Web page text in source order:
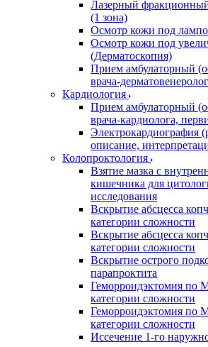
Лазерный
(1 зона)
Осмотр кожи под
Осмотр кожи под
(Дерматоскопия)
Прием амбулаторный
врача-
Кардиология
Прием амбулаторный
врача-кардиолога,
Электрокардиография
описание,
Колопроктология
Взятие мазка с
кишечника для
исследования
Вскрытие абсцесса
категории сложности
Вскрытие абсцесса
категории сложности
Вскрытие острого
парапроктита
Геморроидэктомия по
категории сложности
Геморроидэктомия по
категории сложности
Иссечение 1-го